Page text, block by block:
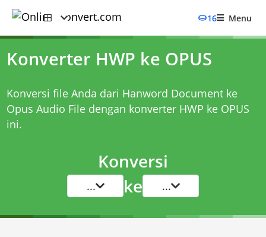
16 Menu
Konverter HWP ke OPUS
Konversi file Anda dari Hanword Document ke
Opus Audio File dengan konverter HWP ke OPUS
ini.
Konversi
... ke ...